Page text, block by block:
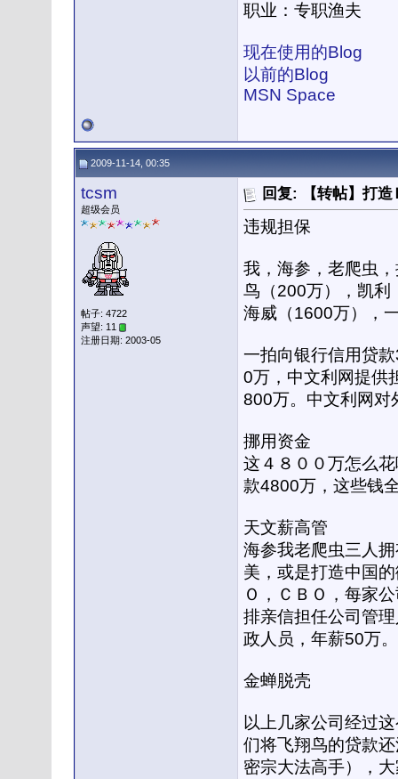
职业：专职渔夫
现在使用的Blog
以前的Blog
MSN Space
2009-11-14, 00:35
tcsm
超级会员
帖子: 4722
声望: 11
注册日期: 2003-05
回复: 【转帖】打
违规担保
我，海参，老爬虫
鸟（200万），凯利
海威（1600万），
一拍向银行信用贷
0万，中文利网提供
800万。中文利网对
挪用资金
这４８００万怎么
款4800万，这些钱
天文薪高管
海参我老爬虫三人
美，或是打造中国
Ｏ，ＣＢＯ，每家
排亲信担任公司管
政人员，年薪50万。
金蝉脱壳
以上几家公司经过
们将飞翔鸟的贷款
密宗大法高手），